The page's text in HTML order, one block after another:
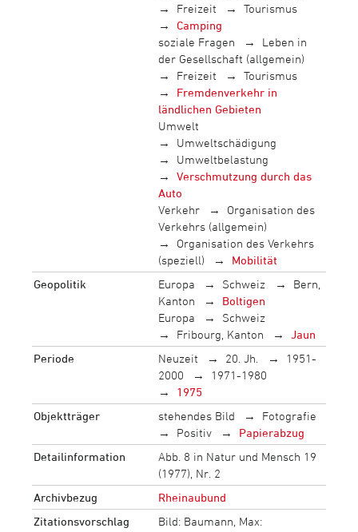
Freizeit
Tourismus
Camping
soziale Fragen
Leben in
der Gesellschaft (allgemein)
Freizeit
Tourismus
Fremdenverkehr in
ländlichen Gebieten
Umwelt
Umweltschädigung
Umweltbelastung
Verschmutzung durch das
Auto
Verkehr
Organisation des
Verkehrs (allgemein)
Organisation des Verkehrs
(speziell)
Mobilität
Geopolitik
Europa Schweiz
Bern,
Kanton
Boltigen
Europa
Schweiz
Fribourg, Kanton
Jaun
Periode
Neuzeit 20. Jh.
1951-
2000
1971-1980
1975
Objektträger
stehendes Bild
Fotografie
Positiv
Papierabzug
Detailinformation
Abb. 8 in Natur und Mensch 19
(1977), Nr. 2
Archivbezug
Rheinaubund
Zitationsvorschlag
Bild: Baumann, Max: